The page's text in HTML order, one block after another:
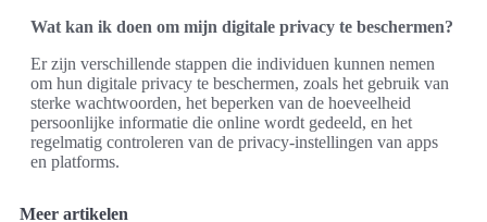
Wat kan ik doen om mijn digitale privacy te beschermen?
Er zijn verschillende stappen die individuen kunnen nemen
om hun digitale privacy te beschermen, zoals het gebruik van
sterke wachtwoorden, het beperken van de hoeveelheid
persoonlijke informatie die online wordt gedeeld, en het
regelmatig controleren van de privacy-instellingen van apps
en platforms.
Meer artikelen